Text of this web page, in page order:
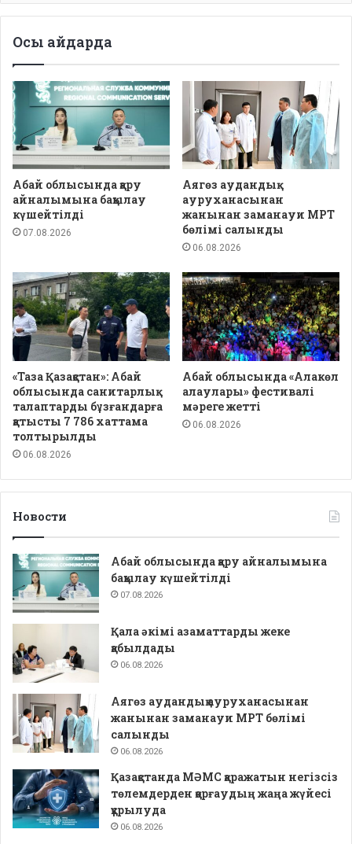
Осы айдарда
Абай облысында қару
айналымына бақылау
күшейтілді
07.08.2026
Аягөз аудандық
ауруханасынан
жанынан заманауи МРТ
бөлімі салынды
06.08.2026
«Таза Қазақстан»: Абай
облысында санитарлық
талаптарды бұзғандарға
қатысты 7 786 хаттама
толтырылды
06.08.2026
Абай облысында «Алакөл
алаулары» фестивалі
мәреге жетті
06.08.2026
Новости
Абай облысында қару айналымына
бақылау күшейтілді
07.08.2026
Қала әкімі азаматтарды жеке
қабылдады
06.08.2026
Аягөз аудандық ауруханасынан
жанынан заманауи МРТ бөлімі
салынды
06.08.2026
Қазақстанда МӘМС қаражатын негізсіз
төлемдерден қорғаудың жаңа жүйесі
құрылуда
06.08.2026